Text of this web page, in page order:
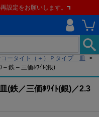
設定をお願いします。
コータイト（＋）Ｐタイプ 皿
>
鉄 – 三価ﾎﾜｲﾄ(銀)
(鉄／三価ﾎﾜｲﾄ(銀)／2.3